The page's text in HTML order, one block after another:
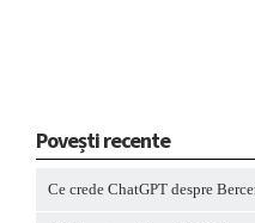
Povești recente
Ce crede ChatGPT despre